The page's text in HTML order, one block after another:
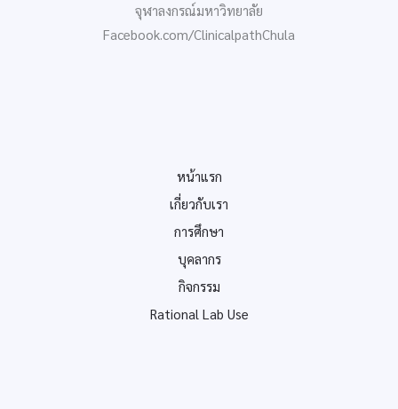
จุฬาลงกรณ์มหาวิทยาลัย
Facebook.com/ClinicalpathChula
หน้าแรก
เกี่ยวกับเรา
การศึกษา
บุคลากร
กิจกรรม
Rational Lab Use